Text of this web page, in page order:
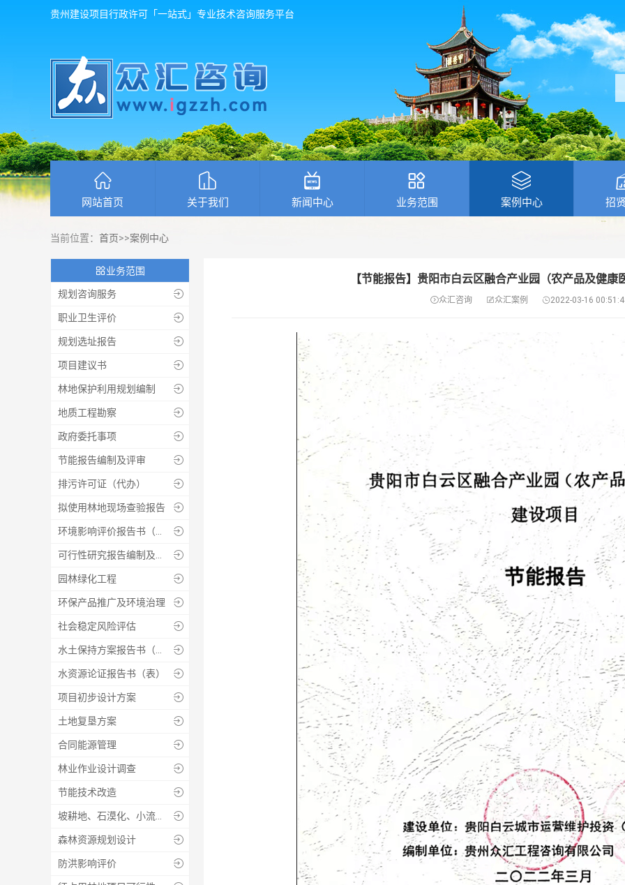
贵州建设项目行政许可「一站式」专业技术咨询服务平台
网站首页 关于我们 新闻中心 业务范围 案例中心 招
当前位置： 首页>>案例中心
业务范围
规划咨询服务 
职业卫生评价 
规划选址报告 
项目建议书 
林地保护利用规划编制 
地质工程勘察 
政府委托事项 
节能报告编制及评审 
排污许可证（代办） 
拟使用林地现场查验报告 


园林绿化工程 
环保产品推广及环境治理 
社会稳定风险评估 

水资源论证报告书（表） 
项目初步设计方案 
土地复垦方案 
合同能源管理 
林业作业设计调查 
节能技术改造 

森林资源规划设计 
防洪影响评价 
【节能报告】贵阳市白云区融合产业园（农产品及健
众汇咨询 众汇案例 2022-03-16